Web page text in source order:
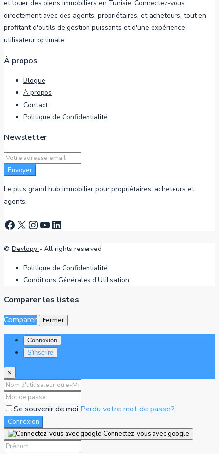
et louer des biens immobiliers en Tunisie. Connectez-vous
directement avec des agents, propriétaires, et acheteurs, tout en
profitant d'outils de gestion puissants et d'une expérience
utilisateur optimale.
À propos
Blogue
À propos
Contact
Politique de Confidentialité
Newsletter
Envoyer
Le plus grand hub immobilier pour propriétaires, acheteurs et
agents.
Facebook
X Instagram
YouTube
LinkedIn
© Devlopy - All rights reserved
Politique de Confidentialité
Conditions Générales d’Utilisation
Comparer les listes
Comparer
Fermer
Connexion
S'inscrire
×
Se souvenir de moi Perdu votre mot de passe?
Connexion
Connectez-vous avec google